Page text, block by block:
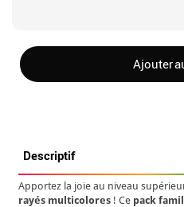
Ajouter
Descriptif
Apportez la joie au niveau
rayés multicolores ! Ce pack